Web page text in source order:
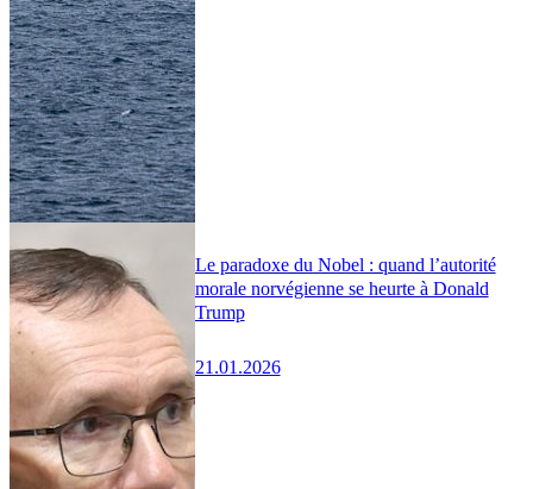
Le paradoxe du Nobel : quand l’autorité
morale norvégienne se heurte à Donald
Trump
21.01.2026